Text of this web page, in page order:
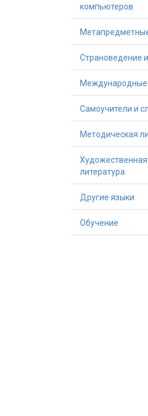
компьютеров
Страноведение
Международные
Самоучители и
Методическая
Художественная
литература
Другие языки
Обучение